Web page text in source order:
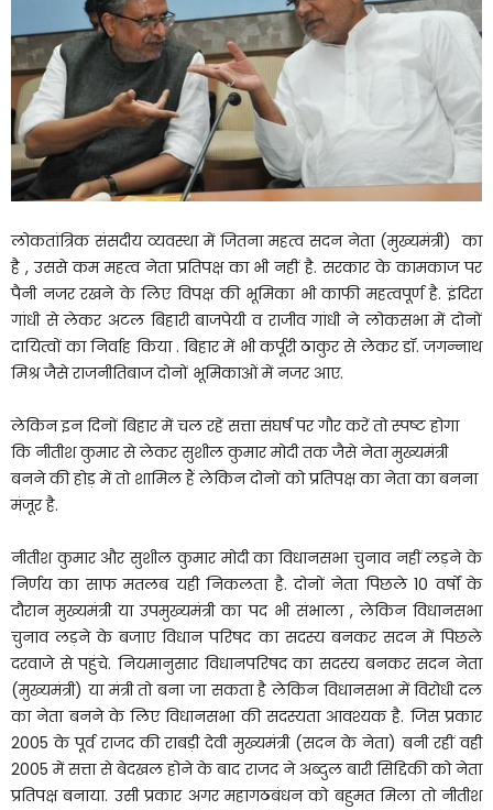
लोकतांत्रिक संसदीय व्यवस्था में जितना महत्व सदन नेता (मुख्यमंत्री) का
है , उससे कम महत्व नेता प्रतिपक्ष का भी नहीं है. सरकार के कामकाज पर
पैनी नजर रखने के लिए विपक्ष की भूमिका भी काफी महत्वपूर्ण है. इंदिरा
गांधी से लेकर अटल बिहारी बाजपेयी व राजीव गांधी ने लोकसभा में दोनों
दायित्वों का निर्वाह किया . बिहार में भी कर्पूरी ठाकुर से लेकर डॉ. जगन्नाथ
मिश्र जैसे राजनीतिबाज दोनों भूमिकाओं में नजर आए.
लेकिन इन दिनों बिहार में चल रहें सत्ता संघर्ष पर गौर करें तो स्पष्ट होगा
कि नीतीश कुमार से लेकर सुशील कुमार मोदी तक जैसे नेता मुख्यमंत्री
बनने की होड़ में तो शामिल हैं लेकिन दोनों को प्रतिपक्ष का नेता का बनना
मंजूर है.
नीतीश कुमार और सुशील कुमार मोदी का विधानसभा चुनाव नहीं लड़ने के
निर्णय का साफ मतलब यही निकलता है. दोनों नेता पिछले 10 वर्षों के
दौरान मुख्यमंत्री या उपमुख्यमंत्री का पद भी संभाला , लेकिन विधानसभा
चुनाव लड़ने के बजाए विधान परिषद का सदस्य बनकर सदन में पिछले
दरवाजे से पहुंचे. नियमानुसार विधानपरिषद का सदस्य बनकर सदन नेता
(मुख्यमंत्री) या मंत्री तो बना जा सकता है लेकिन विधानसभा में विरोधी दल
का नेता बनने के लिए विधानसभा की सदस्यता आवश्यक है. जिस प्रकार
2005 के पूर्व राजद की राबड़ी देवी मुख्यमंत्री (सदन के नेता) बनी रहीं वही
2005 में सत्ता से बेदखल होने के बाद राजद ने अब्दुल बारी सिद्दिकी को नेता
प्रतिपक्ष बनाया. उसी प्रकार अगर महागठबंधन को बहुमत मिला तो नीतीश